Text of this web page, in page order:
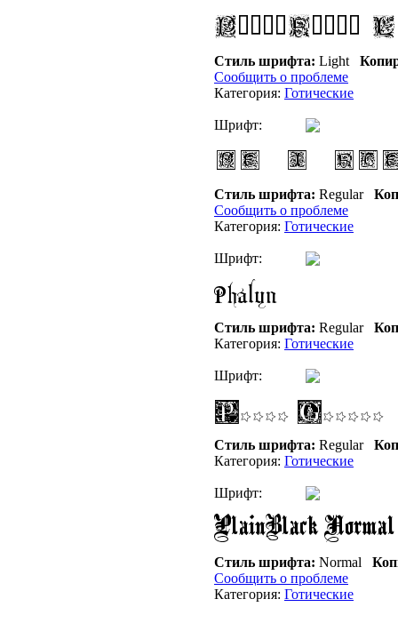
Стиль шрифта: Light
Сообщить о проблеме
Категория: Готические
Шрифт:
Стиль шрифта: Regular
Сообщить о проблеме
Категория: Готические
Шрифт:
Стиль шрифта: Regular
Категория: Готические
Шрифт:
Стиль шрифта: Regular
Категория: Готические
Шрифт:
Стиль шрифта: Normal
Сообщить о проблеме
Категория: Готические